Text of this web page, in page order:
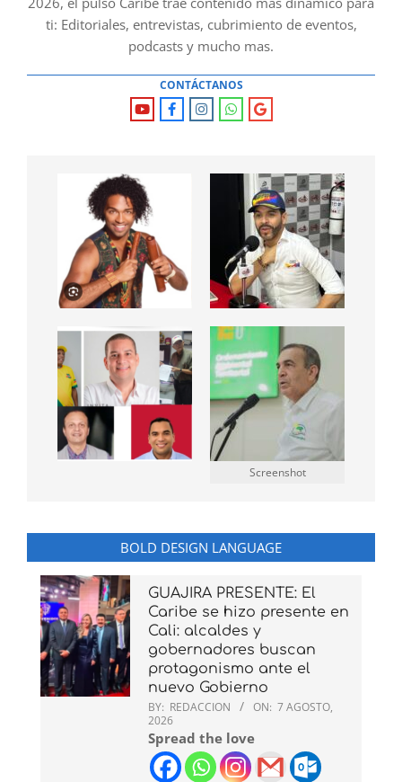
ti: Editoriales, entrevistas, cubrimiento de eventos,
podcasts y mucho mas.
CONTÁCTANOS
Screenshot
BOLD DESIGN LANGUAGE
GUAJIRA PRESENTE: El
Caribe se hizo presente en
Cali: alcaldes y
gobernadores buscan
protagonismo ante el
nuevo Gobierno
BY: REDACCION ON: 7 AGOSTO,
2026
Spread the love